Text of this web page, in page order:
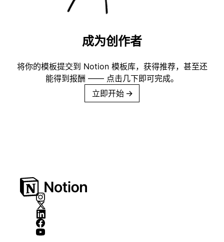
成为创作者
将你的模板提交到 Notion 模板库，获得推荐，甚至还
能得到报酬 —— 点击几下即可完成。
立即开始 →